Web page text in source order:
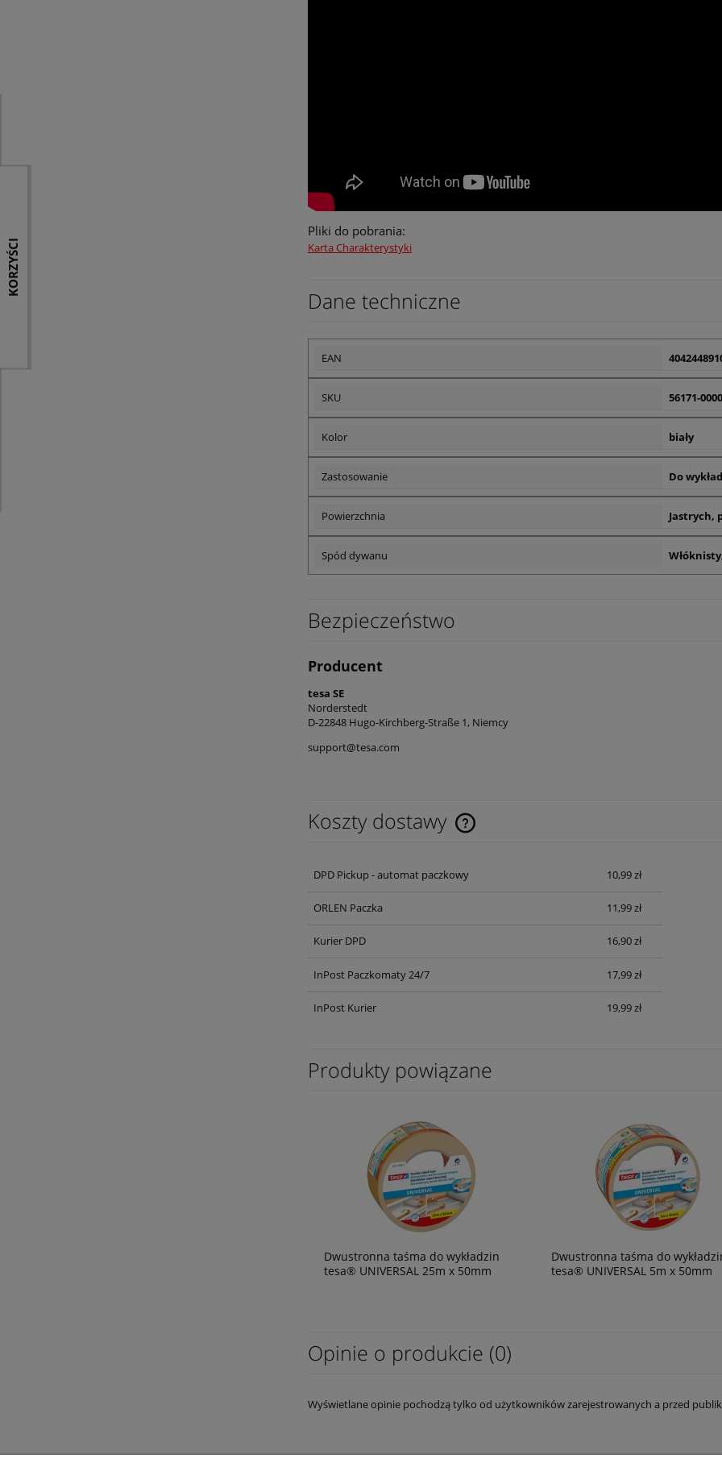
Pliki do pobrania:
Karta Charakterystyki
Dane techniczne
EAN
SKU 56171-
Kolor biały
Zastosowanie Do
Powierzchnia Jastrych,
Spód dywanu
Bezpieczeństwo
Producent
tesa SE
Norderstedt
D-22848 Hugo-Kirchberg-Straße 1, Niemcy
support@tesa.com
Koszty dostawy
płatności
DPD Pickup - automat paczkowy 10,99 zł
ORLEN Paczka 11,99 zł
Kurier DPD 16,90 zł
InPost Paczkomaty 24/7 17,99 zł
InPost Kurier 19,99 zł
Produkty powiązane
Dwustronna taśma do wykładzin
tesa® UNIVERSAL 25m x 50mm
Dwustronna taśma do
tesa® UNIVERSAL 5m x 50mm
Opinie o produkcie (0)
Wyświetlane opinie pochodzą tylko od użytkowników zarejestrowanych a przed
KORZYŚCI